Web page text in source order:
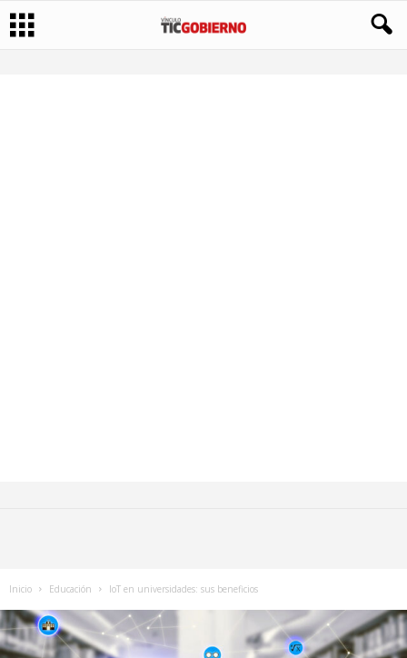
Inicio Educación IoT en universidades: sus beneficios